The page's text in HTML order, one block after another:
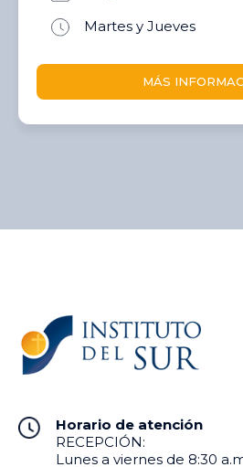
Martes y Jueves
MÁS
Horario de atención
RECEPCIÓN:
Lunes a viernes de 8:30